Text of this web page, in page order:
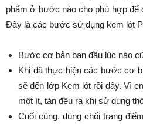
phẩm ở bước nào cho phù hợp để
Đây là các bước sử dụng kem lót
Bước cơ bản ban đầu lúc nào
Khi đã thực hiện các bước cơ
sẽ đến lớp Kem lót rồi đây. Vì
một ít, tán đều ra khi sử dụng
Cuối cùng, dùng chổi trang